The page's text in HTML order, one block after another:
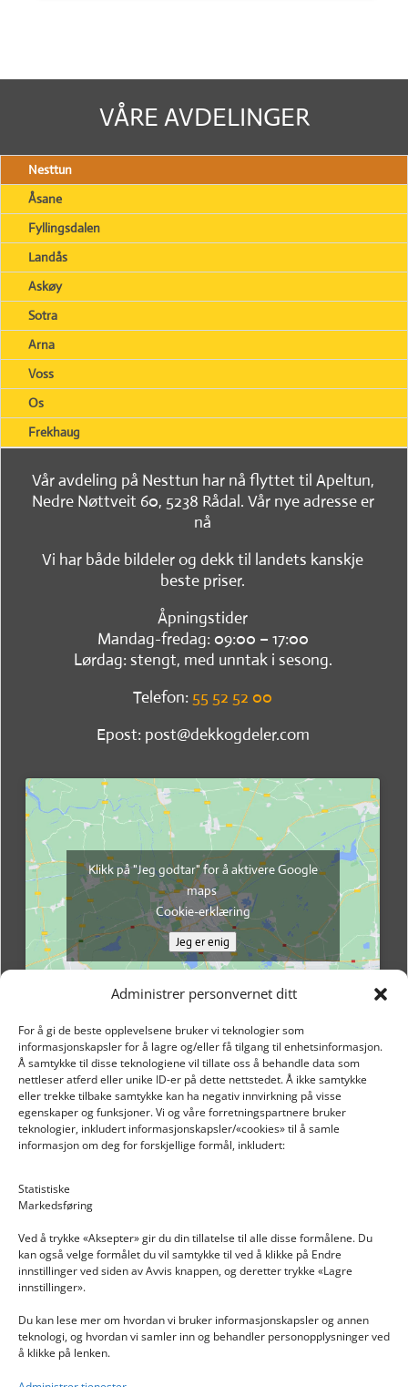
Administrer personvernet ditt
For å gi de beste opplevelsene bruker vi teknologier som
informasjonskapsler for å lagre og/eller få tilgang til enhetsinformasjon.
Å samtykke til disse teknologiene vil tillate oss å behandle data som
nettleser atferd eller unike ID-er på dette nettstedet. Å ikke samtykke
eller trekke tilbake samtykke kan ha negativ innvirkning på visse
egenskaper og funksjoner. Vi og våre forretningspartnere bruker
teknologier, inkludert informasjonskapsler/«cookies» til å samle
informasjon om deg for forskjellige formål, inkludert:
Statistiske
Markedsføring
Ved å trykke «Aksepter» gir du din tillatelse til alle disse formålene. Du
kan også velge formålet du vil samtykke til ved å klikke på Endre
innstillinger ved siden av Avvis knappen, og deretter trykke «Lagre
innstillinger».
Du kan lese mer om hvordan vi bruker informasjonskapsler og annen
teknologi, og hvordan vi samler inn og behandler personopplysninger ved
å klikke på lenken.
VÅRE AVDELINGER
Nesttun
Åsane
Fyllingsdalen
Landås
Askøy
Sotra
Arna
Voss
Os
Frekhaug
Vår avdeling på Nesttun har nå flyttet til Apeltun,
Nedre Nøttveit 60, 5238 Rådal. Vår nye adresse er
nå
Vi har både bildeler og dekk til landets kanskje
beste priser.
Åpningstider
Mandag-fredag: 09:00 – 17:00
Lørdag: stengt, med unntak i sesong.
Telefon: 55 52 52 00
Epost: post@dekkogdeler.com
Klikk på "Jeg godtar" for å aktivere Google
maps
Cookie-erklæring
Jeg er enig
INFORMASJON